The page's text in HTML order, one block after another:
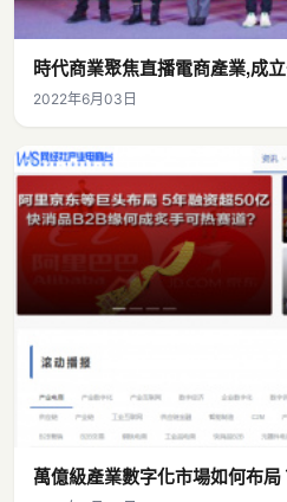
時代商業聚焦直播電商產業,成
2022年6月03日
萬億級產業數字化市場如何布